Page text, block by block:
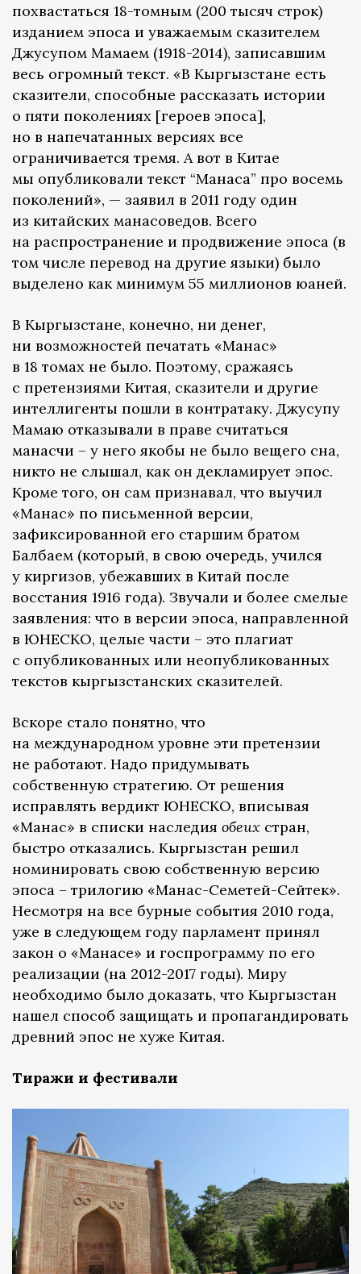
похвастаться 18-томным (200 тысяч строк)
изданием эпоса и уважаемым сказителем
Джусупом Мамаем (1918-2014), записавшим
весь огромный текст. «В Кыргызстане есть
сказители, способные рассказать истории
о пяти поколениях [героев эпоса],
но в напечатанных версиях все
ограничивается тремя. А вот в Китае
мы опубликовали текст “Манаса” про восемь
поколений», — заявил в 2011 году один
из китайских манасоведов. Всего
на распространение и продвижение эпоса (в
том числе перевод на другие языки) было
выделено как минимум 55 миллионов юаней.
В Кыргызстане, конечно, ни денег,
ни возможностей печатать «Манас»
в 18 томах не было. Поэтому, сражаясь
с претензиями Китая, сказители и другие
интеллигенты пошли в контратаку. Джусупу
Мамаю отказывали в праве считаться
манасчи – у него якобы не было вещего сна,
никто не слышал, как он декламирует эпос.
Кроме того, он сам признавал, что выучил
«Манас» по письменной версии,
зафиксированной его старшим братом
Балбаем (который, в свою очередь, учился
у киргизов, убежавших в Китай после
восстания 1916 года). Звучали и более смелые
заявления: что в версии эпоса, направленной
в ЮНЕСКО, целые части – это плагиат
с опубликованных или неопубликованных
текстов кыргызстанских сказителей.
Вскоре стало понятно, что
на международном уровне эти претензии
не работают. Надо придумывать
собственную стратегию. От решения
исправлять вердикт ЮНЕСКО, вписывая
«Манас» в списки наследия обеих стран,
быстро отказались. Кыргызстан решил
номинировать свою собственную версию
эпоса – трилогию «Манас-Семетей-Сейтек».
Несмотря на все бурные события 2010 года,
уже в следующем году парламент принял
закон о «Манасе» и госпрограмму по его
реализации (на 2012-2017 годы). Миру
необходимо было доказать, что Кыргызстан
нашел способ защищать и пропагандировать
древний эпос не хуже Китая.
Тиражи и фестивали